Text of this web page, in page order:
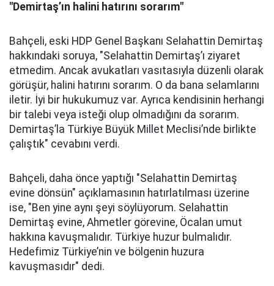
"Demirtaş’ın halini hatırını sorarım"
Bahçeli, eski HDP Genel Başkanı Selahattin Demirtaş
hakkındaki soruya, "Selahattin Demirtaş’ı ziyaret
etmedim. Ancak avukatları vasıtasıyla düzenli olarak
görüşür, halini hatırını sorarım. O da bana selamlarını
iletir. İyi bir hukukumuz var. Ayrıca kendisinin herhangi
bir talebi veya isteği olup olmadığını da sorarım.
Demirtaş’la Türkiye Büyük Millet Meclisi’nde birlikte
çalıştık" cevabını verdi.
Bahçeli, daha önce yaptığı "Selahattin Demirtaş
evine dönsün" açıklamasının hatırlatılması üzerine
ise, "Ben yine aynı şeyi söylüyorum. Selahattin
Demirtaş evine, Ahmetler görevine, Öcalan umut
hakkına kavuşmalıdır. Türkiye huzur bulmalıdır.
Hedefimiz Türkiye’nin ve bölgenin huzura
kavuşmasıdır" dedi.